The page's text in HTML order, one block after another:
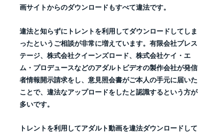
画サイトからのダウンロードもすべて違法です。
違法と知らずにトレントを利用してダウンロードしてしま
ったというご相談が非常に増えています。有限会社プレス
テージ、株式会社クイーンズロード、株式会社ケイ・エ
ム・プロデュースなどのアダルトビデオの製作会社が発信
者情報開示請求をし、意見照会書がご本人の手元に届いた
ことで、違法なアップロードをしたと認識するという方が
多いです。
トレントを利用してアダルト動画を違法ダウンロードして